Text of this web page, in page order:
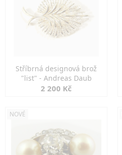
Stříbrná designová brož
"list" - Andreas Daub
2 200 Kč
NOVÉ